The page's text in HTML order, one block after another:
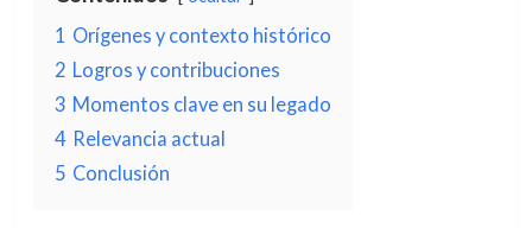
1 Orígenes y contexto histórico
2 Logros y contribuciones
3 Momentos clave en su legado
4 Relevancia actual
5 Conclusión